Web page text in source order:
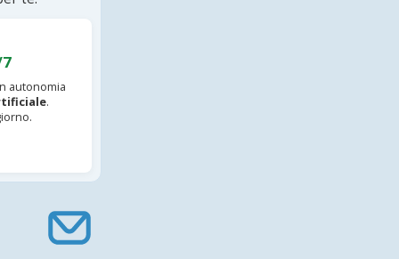
autonomia
.